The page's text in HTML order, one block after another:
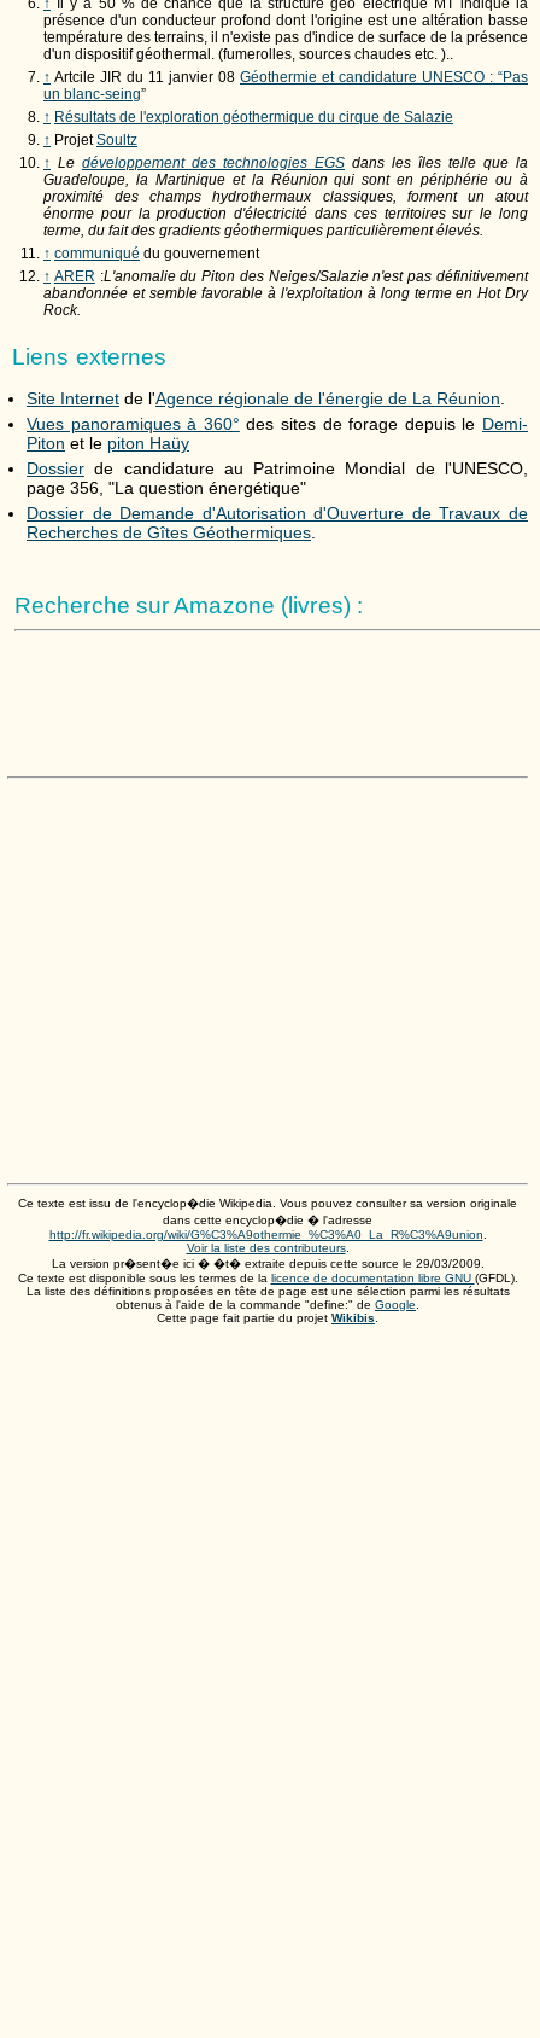
↑ Il y a 50 % de chance que la structure géo électrique MT indique la
présence d'un conducteur profond dont l'origine est une altération basse
température des terrains, il n'existe pas d'indice de surface de la présence
d'un dispositif géothermal. (fumerolles, sources chaudes etc. )..
↑ Artcile JIR du 11 janvier 08 Géothermie et candidature UNESCO : “Pas
un blanc-seing”
↑ Résultats de l'exploration géothermique du cirque de Salazie
↑ ProjetSoultz
↑ Le développement des technologies EGS dans les îles telle que la
Guadeloupe, la Martinique et la Réunion qui sont en périphérie ou à
proximité des champs hydrothermaux classiques, forment un atout
énorme pour la production d'électricité dans ces territoires sur le long
terme, du fait des gradients géothermiques particulièrement élevés.
↑ communiqué du gouvernement
↑ ARER :L'anomalie du Piton des Neiges/Salazie n'est pas définitivement
abandonnée et semble favorable à l'exploitation à long terme en Hot Dry
Rock.
Liens externes
Site Internet de l'Agence régionale de l'énergie de La Réunion.
Vues panoramiques à 360° des sites de forage depuis le Demi-
Piton et le piton Haüy
Dossier de candidature au Patrimoine Mondial de l'UNESCO,
page 356, "La question énergétique"
Dossier de Demande d'Autorisation d'Ouverture de Travaux de
Recherches de Gîtes Géothermiques.
Recherche sur Amazone (livres) :
Ce texte est issu de l'encyclop�die Wikipedia. Vous pouvez consulter sa version originale
dans cette encyclop�die � l'adresse
http://fr.wikipedia.org/wiki/G%C3%A9othermie_%C3%A0_La_R%C3%A9union
Voir la liste des contributeurs.
La version pr�sent�e ici � �t� extraite depuis cette source le 29/03/2009
Ce texte est disponible sous les termes de la licence de documentation libre GNU (GFDL).
La liste des définitions proposées en tête de page est une sélection parmi les résultats
obtenus à l'aide de la commande "define:" de Google
Cette page fait partie du projet Wikibis